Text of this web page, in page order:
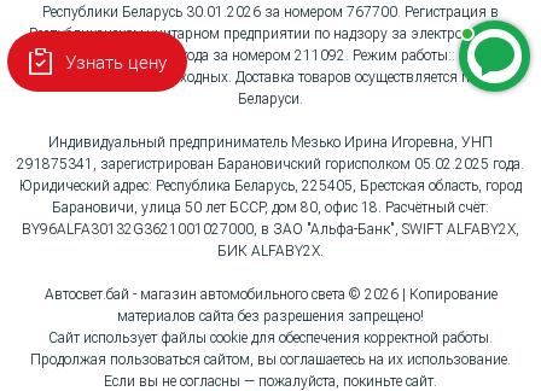
Республики Беларусь 30.01.2026 за номером 767700. Регистрация в
Республиканском унитарном предприятии по надзору за электросвязью
«БелГИЭ» 26.11.2025 года за номером 211092. Режим работы:: Пн-Вс с
10:00 до 18:00, без выходных. Доставка товаров осуществляется по всей
Беларуси.
Индивидуальный предприниматель Мезько Ирина Игоревна, УНП
291875341, зарегистрирован Барановичский горисполком 05.02.2025 года.
Юридический адрес: Республика Беларусь, 225405, Брестская область, город
Барановичи, улица 50 лет БССР, дом 80, офис 18. Расчётный счёт:
BY96ALFA30132G3621001027000, в ЗАО "Альфа-Банк", SWIFT ALFABY2X,
БИК ALFABY2X.
Автосвет.бай - магазин автомобильного света © 2026 | Копирование
материалов сайта без разрешения запрещено!
Сайт использует файлы cookie для обеспечения корректной работы.
Продолжая пользоваться сайтом, вы соглашаетесь на их использование.
Если вы не согласны — пожалуйста, покиньте сайт.
Узнать цену